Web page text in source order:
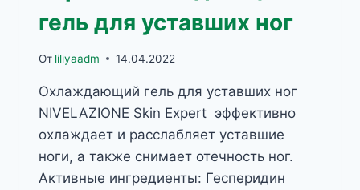
гель для уставших ног
От liliyaadm 14.04.2022
Охлаждающий гель для уставших ног
NIVELAZIONE Skin Expert эффективно
охлаждает и расслабляет уставшие
ноги, а также снимает отечность ног.
Активные ингредиенты: Гесперидин